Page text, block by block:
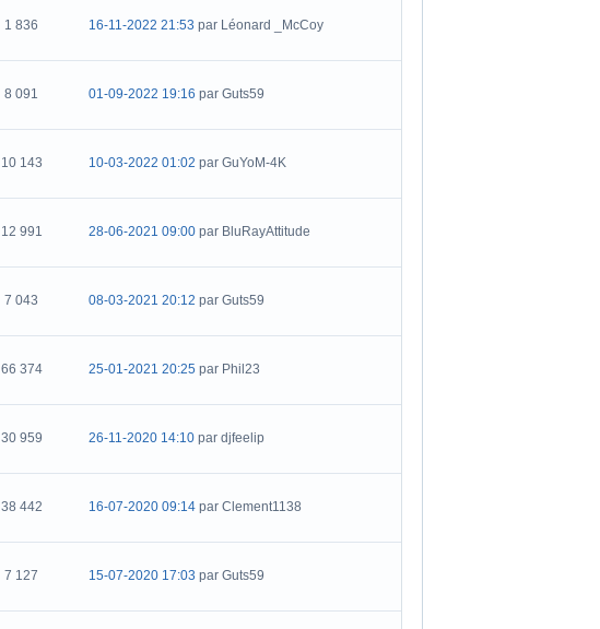
1 836 16-11-2022 21:53 par Léonard _McCoy
8 091 01-09-2022 19:16 par Guts59
10 143 10-03-2022 01:02 par GuYoM-4K
12 991 28-06-2021 09:00 par BluRayAttitude
7 043 08-03-2021 20:12 par Guts59
66 374 25-01-2021 20:25 par Phil23
30 959 26-11-2020 14:10 par djfeelip
38 442 16-07-2020 09:14 par Clement1138
7 127 15-07-2020 17:03 par Guts59